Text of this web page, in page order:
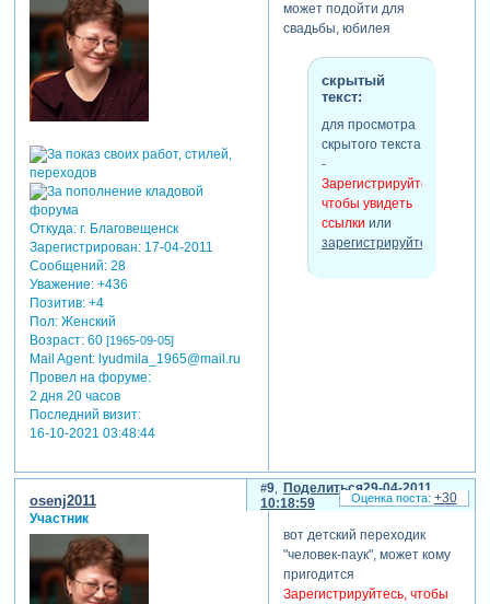
Откуда:г. Благовещенск
Зарегистрирован: 17-04-2011
Сообщений:28
Уважение: +436
Позитив: +4
Пол:Женский
Возраст:60 [1965-09-05]
Mail Agent:lyudmila_1965@mail.ru
Провел на форуме:
2 дня 20 часов
Последний визит:
16-10-2021 03:48:44
может подойти для
свадьбы, юбилея
скрытый
текст:
для просмотра
скрытого текста
-
Зарегистрируйтесь,
чтобы увидеть
ссылки или
зарегистрируйтесь
Поделиться
9
29-04-2011
10:18:59
osenj2011
Участник
вот детский переходик
"человек-паук", может кому
пригодится
Зарегистрируйтесь, чтобы
+30